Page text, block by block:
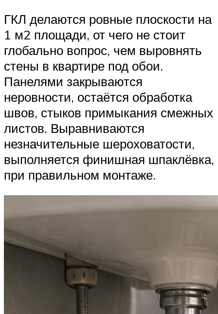
ГКЛ делаются ровные плоскости на
1 м2 площади, от чего не стоит
глобально вопрос, чем выровнять
стены в квартире под обои.
Панелями закрываются
неровности, остаётся обработка
швов, стыков примыкания смежных
листов. Выравниваются
незначительные шероховатости,
выполняется финишная шпаклёвка,
при правильном монтаже.